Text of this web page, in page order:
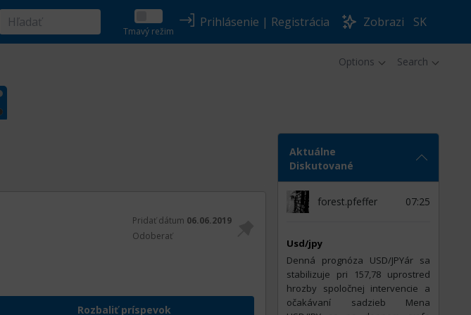
Tmavý režim
Prihlásenie | Registrácia Zobrazi SK
Options Search
Pridať dátum 06.06.2019
Odoberať
Rozbaliť príspevok
Aktuálne
Diskutované
forest.pfeffer 07:25
Usd/jpy
Denná prognóza USD/JPYár sa
stabilizuje pri 157,78 uprostred
hrozby spoločnej intervencie a
očakávaní sadzieb Mena